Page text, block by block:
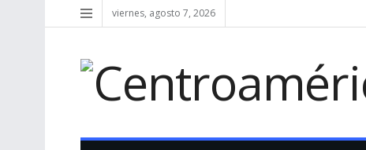
viernes, agosto 7, 2026